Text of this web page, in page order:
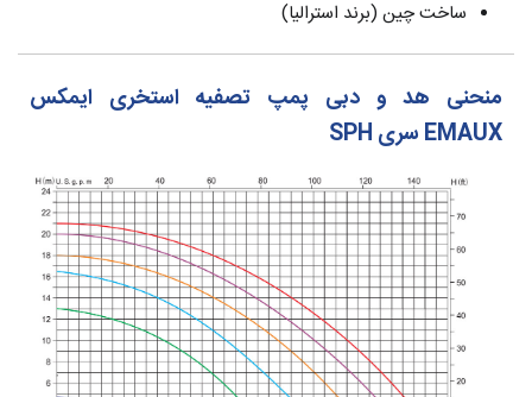
ساخت چین (برند استرالیا)
منحنی هد و دبی پمپ تصفیه استخری ایمکس
EMAUX سری SPH